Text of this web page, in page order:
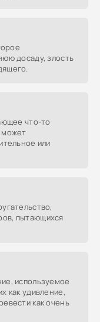
досаду, злость
что-то
может
или
пытающихся
используемое
как удивление,
как очень